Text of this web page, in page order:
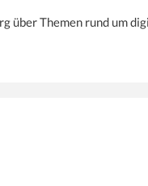
Themen rund um